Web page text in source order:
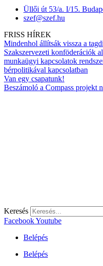
Üllői út 53/a. I/15.
szef@szef.hu
FRISS HÍREK
Mindenhol állítsák vissza a
Szakszervezeti konföderációk
munkaügyi kapcsolatok
bérpolitikával kapcsolatban
Van egy csapatunk!
Beszámoló a Compass projekt
Keresés
FacebookYoutube
Belépés
Belépés